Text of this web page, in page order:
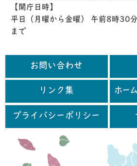
【開庁日時】
平日（月曜から金曜） 午前8時30
まで
お問い合わせ
リンク集 ホー
プライバシーポリシー